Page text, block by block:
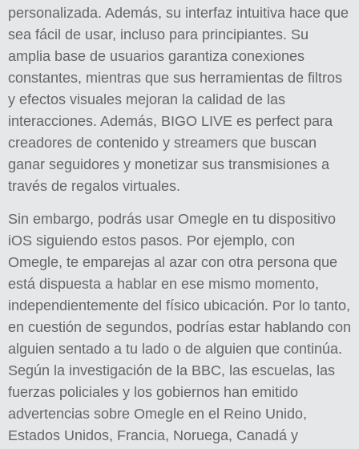
personalizada. Además, su interfaz intuitiva hace que
sea fácil de usar, incluso para principiantes. Su
amplia base de usuarios garantiza conexiones
constantes, mientras que sus herramientas de filtros
y efectos visuales mejoran la calidad de las
interacciones. Además, BIGO LIVE es perfect para
creadores de contenido y streamers que buscan
ganar seguidores y monetizar sus transmisiones a
través de regalos virtuales.
Sin embargo, podrás usar Omegle en tu dispositivo
iOS siguiendo estos pasos. Por ejemplo, con
Omegle, te emparejas al azar con otra persona que
está dispuesta a hablar en ese mismo momento,
independientemente del físico ubicación. Por lo tanto,
en cuestión de segundos, podrías estar hablando con
alguien sentado a tu lado o de alguien que continúa.
Según la investigación de la BBC, las escuelas, las
fuerzas policiales y los gobiernos han emitido
advertencias sobre Omegle en el Reino Unido,
Estados Unidos, Francia, Noruega, Canadá y